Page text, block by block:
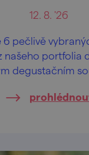
12. 8. '26
pečlivě
našeho portfolia
degustačním